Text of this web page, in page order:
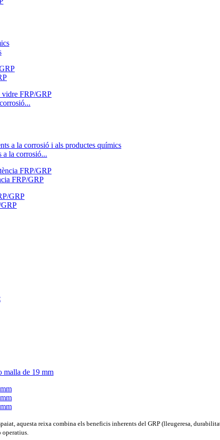
a la corrosió...
FRP/GRP
aquesta reixa combina els beneficis inherents del GRP (lleugeresa,
operatius.